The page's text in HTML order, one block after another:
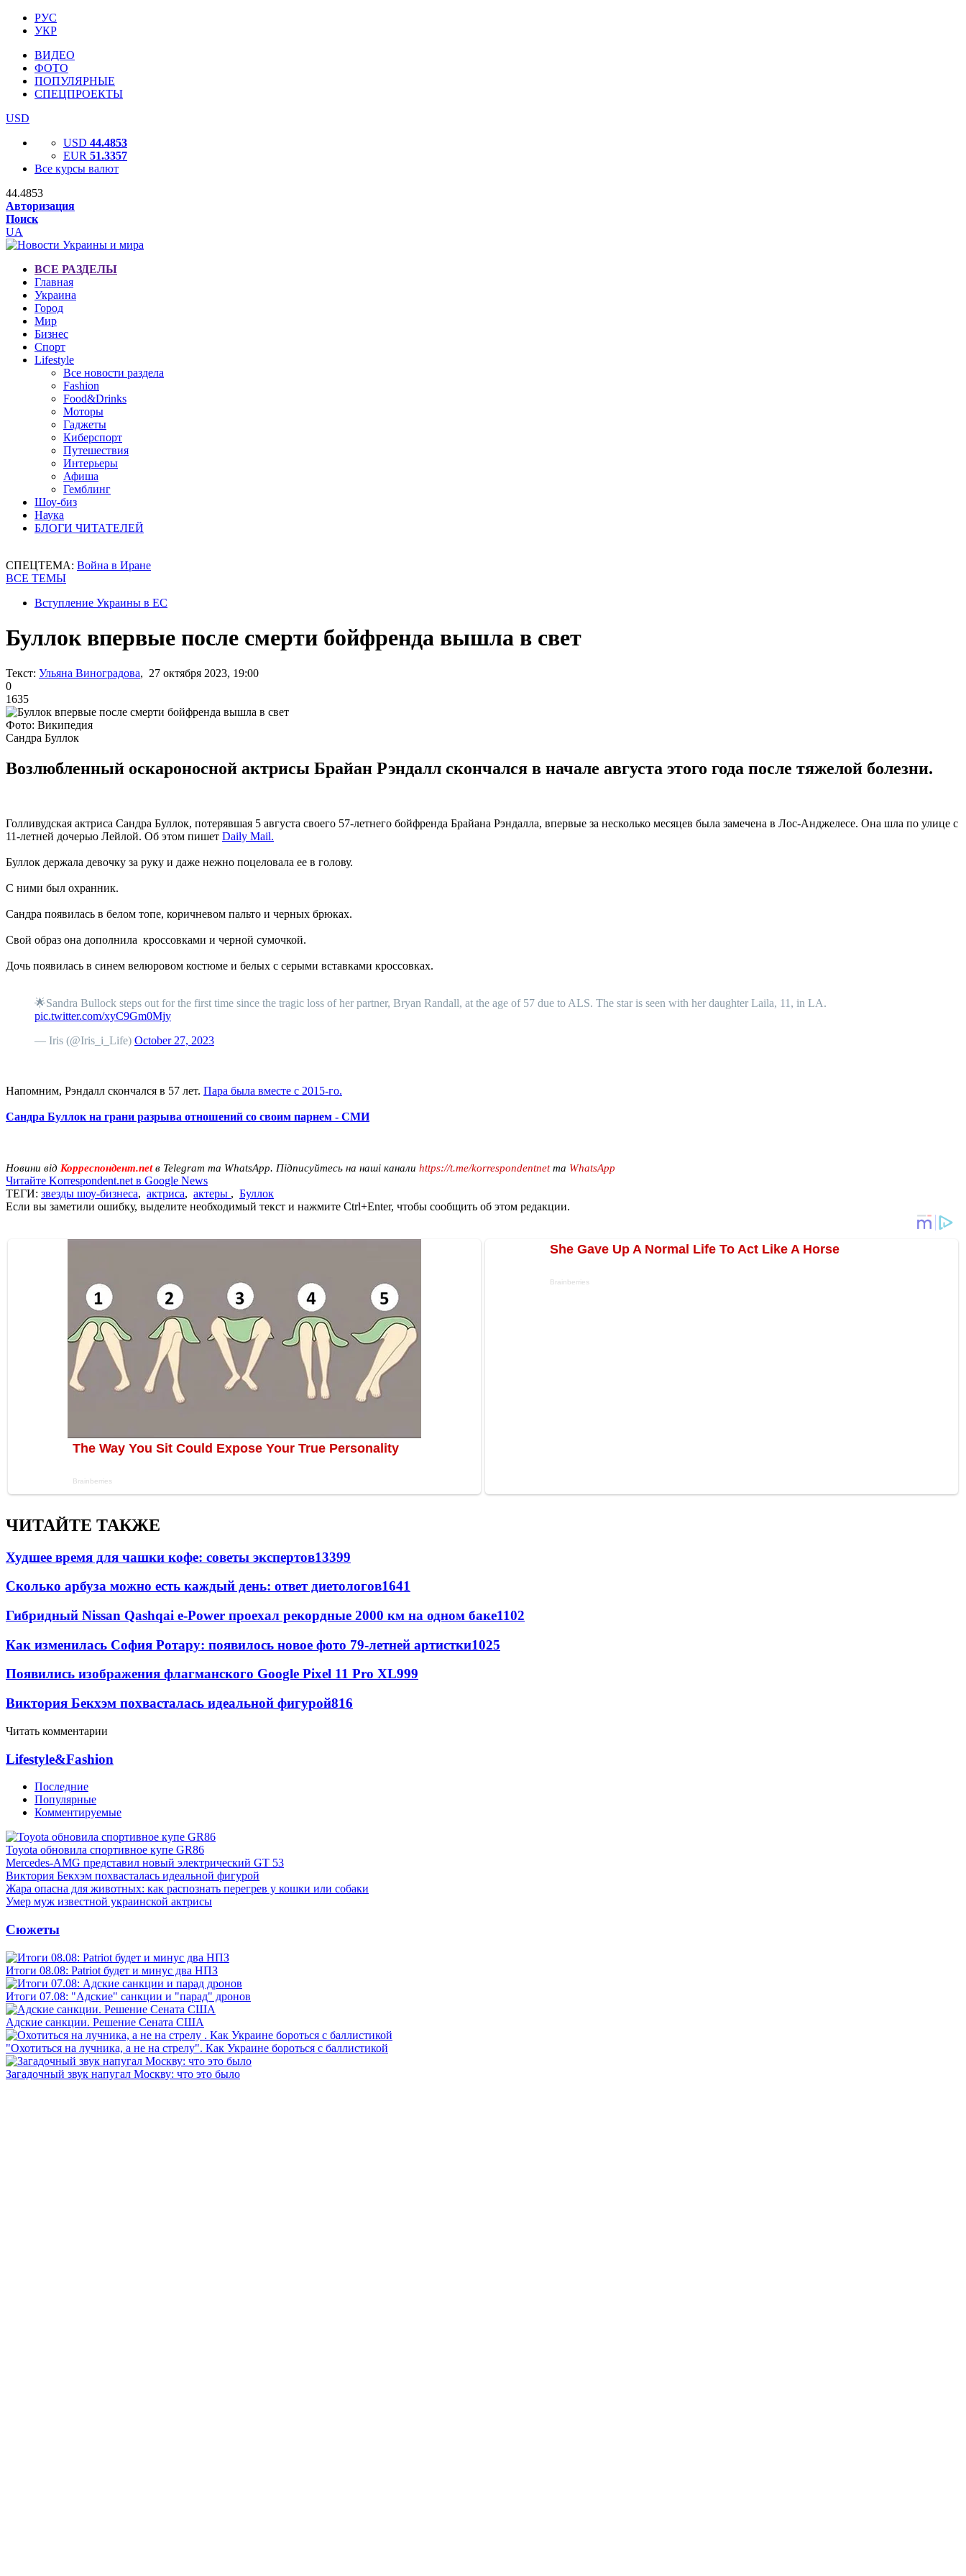
РУС
УКР
ВИДЕО
ФОТО
ПОПУЛЯРНЫЕ
СПЕЦПРОЕКТЫ
USD
USD 44.4853
EUR 51.3357
Все курсы валют
44.4853
Авторизация
Поиск
UA
ВСЕ РАЗДЕЛЫ
Главная
Украина
Город
Мир
Бизнес
Спорт
Lifestyle
Все новости раздела
Fashion
Food&Drinks
Моторы
Гаджеты
Киберспорт
Путешествия
Интерьеры
Афиша
Гемблинг
Шоу-биз
Наука
БЛОГИ ЧИТАТЕЛЕЙ
СПЕЦТЕМА: Война в Иране
ВСЕ ТЕМЫ
Вступление Украины в ЕС
Буллок впервые после смерти бойфренда вышла в свет
Текст: Ульяна Виноградова, 27 октября 2023, 19:00
0
1635
Фото: Википедия
Сандра Буллок
Возлюбленный оскароносной актрисы Брайан Рэндалл скончался в начале августа этого года после тяжелой болезни.
Голливудская актриса Сандра Буллок, потерявшая 5 августа своего 57-летнего бойфренда Брайана Рэндалла, впервые за несколько месяцев была замечена в Лос-Анджелесе. Она шла по улице с
11-летней дочерью Лейлой. Об этом пишет Daily Mail.
Буллок держала девочку за руку и даже нежно поцеловала ее в голову.
С ними был охранник.
Сандра появилась в белом топе, коричневом пальто и черных брюках.
Свой образ она дополнила кроссовками и черной сумочкой.
Дочь появилась в синем велюровом костюме и белых с серыми вставками кроссовках.
🌟Sandra Bullock steps out for the first time since the tragic loss of her partner, Bryan Randall, at the age of 57 due to ALS. The star is seen with her daughter Laila, 11, in LA.
pic.twitter.com/xyC9Gm0Mjy
— Iris (@Iris_i_Life) October 27, 2023
Напомним, Рэндалл скончался в 57 лет. Пара была вместе с 2015-го.
Сандра Буллок на грани разрыва отношений со своим парнем - СМИ
Новини від Корреспондент.netв Telegram та WhatsApp. Підписуйтесь на наші канали https://t.me/korrespondentnetта WhatsApp
Читайте Korrespondent.net в Google News
ТЕГИ: звезды шоу-бизнеса, актриса, актеры , Буллок
Если вы заметили ошибку, выделите необходимый текст и нажмите Ctrl+Enter, чтобы сообщить об этом редакции.
ЧИТАЙТЕ ТАКЖЕ
Худшее время для чашки кофе: советы экспертов13399
Сколько арбуза можно есть каждый день: ответ диетологов1641
Гибридный Nissan Qashqai e-Power проехал рекордные 2000 км на одном баке1102
Как изменилась София Ротару: появилось новое фото 79-летней артистки1025
Появились изображения флагманского Google Pixel 11 Pro XL999
Виктория Бекхэм похвасталась идеальной фигурой816
Читать комментарии
Lifestyle&Fashion
Последние
Популярные
Комментируемые
Toyota обновила спортивное купе GR86
Mercedes-AMG представил новый электрический GT 53
Виктория Бекхэм похвасталась идеальной фигурой
Жара опасна для животных: как распознать перегрев у кошки или собаки
Умер муж известной украинской актрисы
Сюжеты
Итоги 08.08: Patriot будет и минус два НПЗ
Итоги 07.08: "Адские" санкции и "парад" дронов
Адские санкции. Решение Сената США
"Охотиться на лучника, а не на стрелу". Как Украине бороться с баллистикой
Загадочный звук напугал Москву: что это было